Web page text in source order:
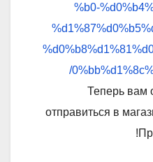
%b0-
Теперь вам
отправиться в